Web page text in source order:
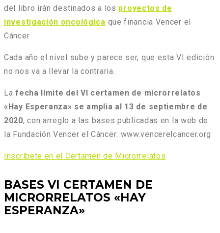
del libro irán destinados a los proyectos de
investigación oncológica que financia Vencer el
Cáncer
Cada año el nivel sube y parece ser, que esta VI edición
no nos va a llevar la contraria.
Lafecha límite del VI certamen de microrrelatos
«Hay Esperanza» se amplia al 13 de septiembre de
2020, con arreglo a las bases publicadas en la web de
la Fundación Vencer el Cáncer: www.vencerelcancer.org
Inscríbete en el Certamen de Microrrelatos
BASES VI CERTAMEN DE
MICRORRELATOS «HAY
ESPERANZA»